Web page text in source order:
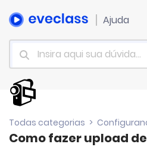
Ajuda
📹
Todas categorias >
Como fazer upload